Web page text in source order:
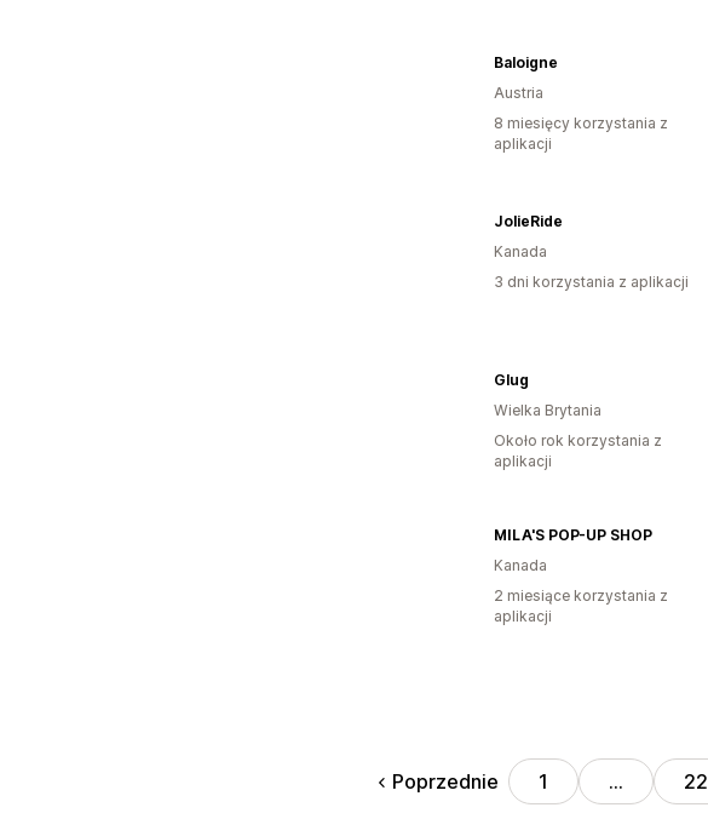
Baloigne
Austria
8 miesięcy korzystania z
aplikacji
JolieRide
Kanada
3 dni korzystania z aplikacji
Glug
Wielka Brytania
Około rok korzystania z
aplikacji
MILA'S POP-UP SHOP
Kanada
2 miesiące korzystania z
aplikacji
Poprzednie 1 … 22